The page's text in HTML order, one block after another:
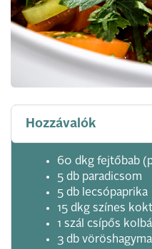
Hozzávalók
60 dkg fejtőbab
5 db paradicsom
5 db lecsópaprika
15 dkg színes
1 szál csípős
3 db vöröshagyma